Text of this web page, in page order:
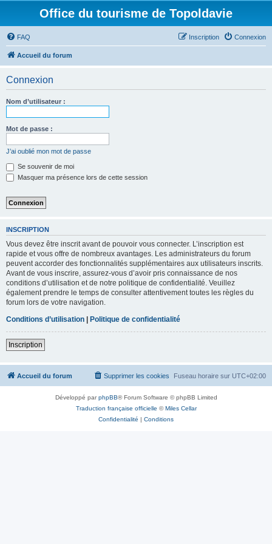
Office du tourisme de Topoldavie
FAQ Connexion
Inscription
Accueil du forum
Connexion
Nom d’utilisateur :
Mot de passe :
J’ai oublié mon mot de passe
Se souvenir de moi
Masquer ma présence lors de cette session
INSCRIPTION
Vous devez être inscrit avant de pouvoir vous connecter. L’inscription est
rapide et vous offre de nombreux avantages. Les administrateurs du forum
peuvent accorder des fonctionnalités supplémentaires aux utilisateurs inscrits.
Avant de vous inscrire, assurez-vous d’avoir pris connaissance de nos
conditions d’utilisation et de notre politique de confidentialité. Veuillez
également prendre le temps de consulter attentivement toutes les règles du
forum lors de votre navigation.
Conditions d’utilisation | Politique de confidentialité
Inscription
Accueil du forum Fuseau horaire sur UTC+02:00
Supprimer les cookies
Développé parphpBB® Forum Software © phpBB Limited
Traduction française officielle ©Miles Cellar
Confidentialité | Conditions